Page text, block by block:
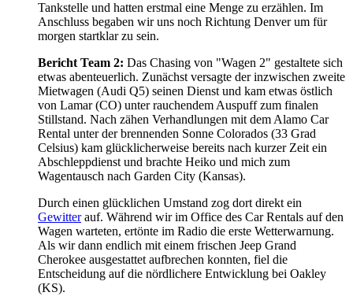
Tankstelle und hatten erstmal eine Menge zu erzählen. Im
Anschluss begaben wir uns noch Richtung Denver um für
morgen startklar zu sein.
Bericht Team 2: Das Chasing von "Wagen 2" gestaltete sich
etwas abenteuerlich. Zunächst versagte der inzwischen zweite
Mietwagen (Audi Q5) seinen Dienst und kam etwas östlich
von Lamar (CO) unter rauchendem Auspuff zum finalen
Stillstand. Nach zähen Verhandlungen mit dem Alamo Car
Rental unter der brennenden Sonne Colorados (33 Grad
Celsius) kam glücklicherweise bereits nach kurzer Zeit ein
Abschleppdienst und brachte Heiko und mich zum
Wagentausch nach Garden City (Kansas).
Durch einen glücklichen Umstand zog dort direkt ein
Gewitterauf. Während wir im Office des Car Rentals auf den
Wagen warteten, ertönte im Radio die erste Wetterwarnung.
Als wir dann endlich mit einem frischen Jeep Grand
Cherokee ausgestattet aufbrechen konnten, fiel die
Entscheidung auf die nördlichere Entwicklung bei Oakley
(KS).